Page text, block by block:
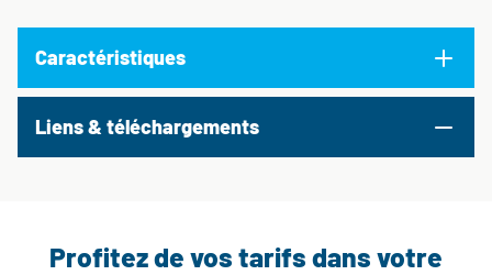
Caractéristiques
Liens & téléchargements
Profitez de vos tarifs dans votre